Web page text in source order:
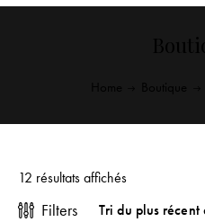
12 résultats affichés
Filters